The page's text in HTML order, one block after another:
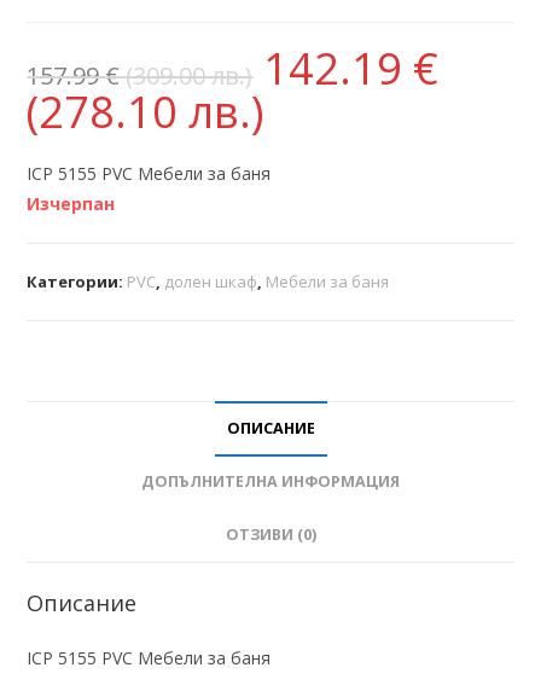
157.99€(309.00 лв.) 142.19 €
(278.10 лв.)
ICP 5155 PVC Мебели за баня
Изчерпан
Категории: PVC, долен шкаф, Мебели за баня
ОПИСАНИЕ
ДОПЪЛНИТЕЛНА ИНФОРМАЦИЯ
ОТЗИВИ (0)
Описание
ICP 5155 PVC Мебели за баня